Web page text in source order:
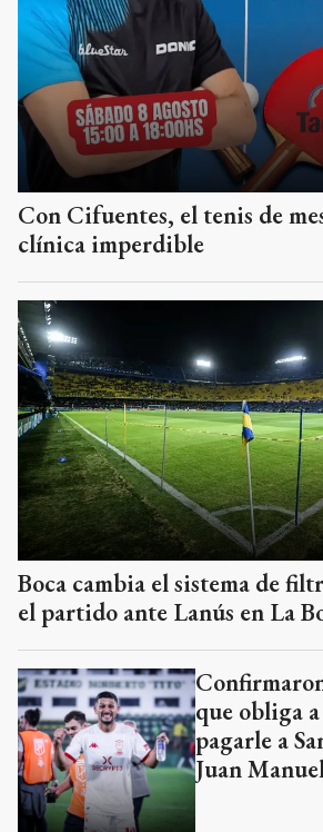
Con Cifuentes, el tenis de
clínica imperdible
Boca cambia el sistema de
el partido ante Lanús en La
que obliga
pagarle a
Juan